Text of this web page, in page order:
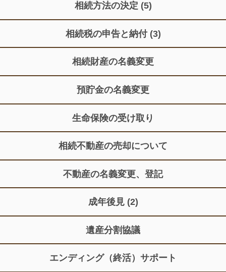
相続方法の決定 (5)
相続税の申告と納付 (3)
相続財産の名義変更
預貯金の名義変更
生命保険の受け取り
相続不動産の売却について
不動産の名義変更、登記
成年後見 (2)
遺産分割協議
エンディング（終活）サポート